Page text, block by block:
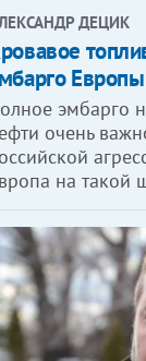
ДЕЦИК
эмбарго
очень
на такой